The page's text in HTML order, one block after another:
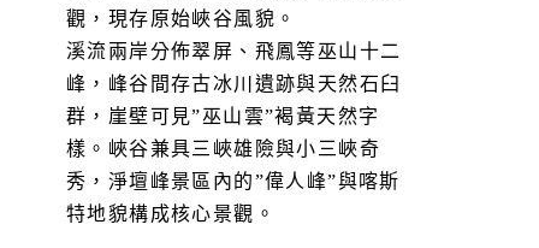
觀，現存原始峽谷風貌。
溪流兩岸分佈翠屏、飛鳳等巫山十二
峰，峰谷間存古冰川遺跡與天然石臼
群，崖壁可見”巫山雲”褐黃天然字
樣。峽谷兼具三峽雄險與小三峽奇
秀，淨壇峰景區內的”偉人峰”與喀斯
特地貌構成核心景觀。